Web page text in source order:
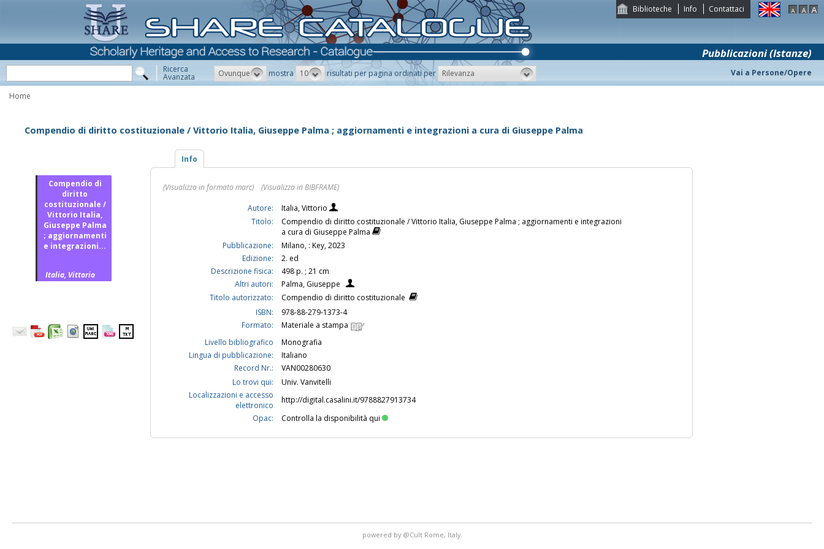
Biblioteche Info Contattaci
Pubblicazioni (Istanze)
Ricerca
Avanzata Ovunque mostra 10 risultati per pagina ordinati per Rilevanza Vai a Persone/Opere
Home
Compendio di diritto costituzionale / Vittorio Italia, Giuseppe Palma ; aggiornamenti e integrazioni a cura di Giuseppe Palma
Compendio di
diritto
costituzionale /
Vittorio Italia,
Giuseppe Palma
; aggiornamenti
e integrazioni...
Italia, Vittorio
Info
(Visualizza in formato marc)
(Visualizza in BIBFRAME)
Autore:
Italia, Vittorio
Titolo:
Compendio di diritto costituzionale / Vittorio Italia, Giuseppe Palma ; aggiornamenti e integrazioni
a cura di Giuseppe Palma
Pubblicazione:
Milano, : Key, 2023
Edizione:
2. ed
Descrizione fisica:
498 p. ; 21 cm
Altri autori:
Palma, Giuseppe
Titolo autorizzato:
Compendio di diritto costituzionale
ISBN:
978-88-279-1373-4
Formato:
Materiale a stampa
Livello bibliografico
Monografia
Lingua di pubblicazione:
Italiano
Record Nr.:
VAN00280630
Lo trovi qui:
Univ. Vanvitelli
Localizzazioni e accesso
elettronico
http://digital.casalini.it/9788827913734
Opac:
Controlla la disponibilità qui
powered by @Cult Rome, Italy.